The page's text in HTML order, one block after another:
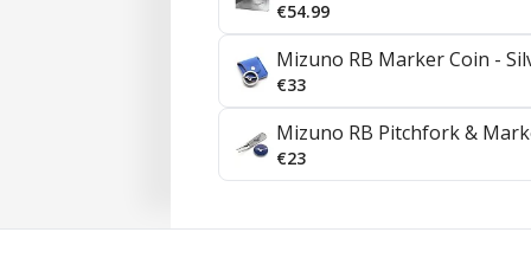
€54.99
Mizuno RB Marker Coin -
€33
Mizuno RB Pitchfork &
€23